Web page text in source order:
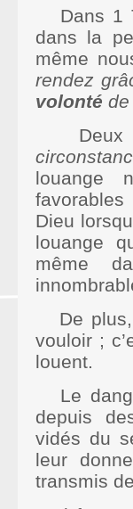
Dans 1
dans la
même
rendez
volonté
louange
Dieu
louange
même
De
vouloir ;
louent.
Le
depuis
vidés du
leur
transmis